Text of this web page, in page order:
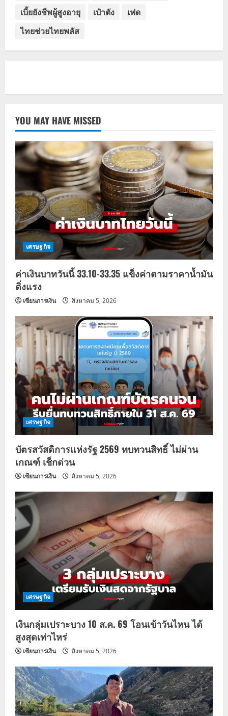
เบี้ยยังชีพผู้สูงอายุ
เป๋าตัง
เฟด
ไทยช่วยไทยพลัส
YOU MAY HAVE MISSED
เศรษฐกิจ
ค่าเงินบาทวันนี้ 33.10-33.35 แข็งค่าตามราคาน้ำมัน
ดิ่งแรง
เซียนการเงิน สิงหาคม 5, 2026
เศรษฐกิจ
บัตรสวัสดิการแห่งรัฐ 2569 ทบทวนสิทธิ์ ไม่ผ่าน
เกณฑ์ เช็กด่วน
เซียนการเงิน สิงหาคม 5, 2026
เศรษฐกิจ
เงินกลุ่มเปราะบาง 10 ส.ค. 69 โอนเข้าวันไหน ได้
สูงสุดเท่าไหร่
เซียนการเงิน สิงหาคม 5, 2026